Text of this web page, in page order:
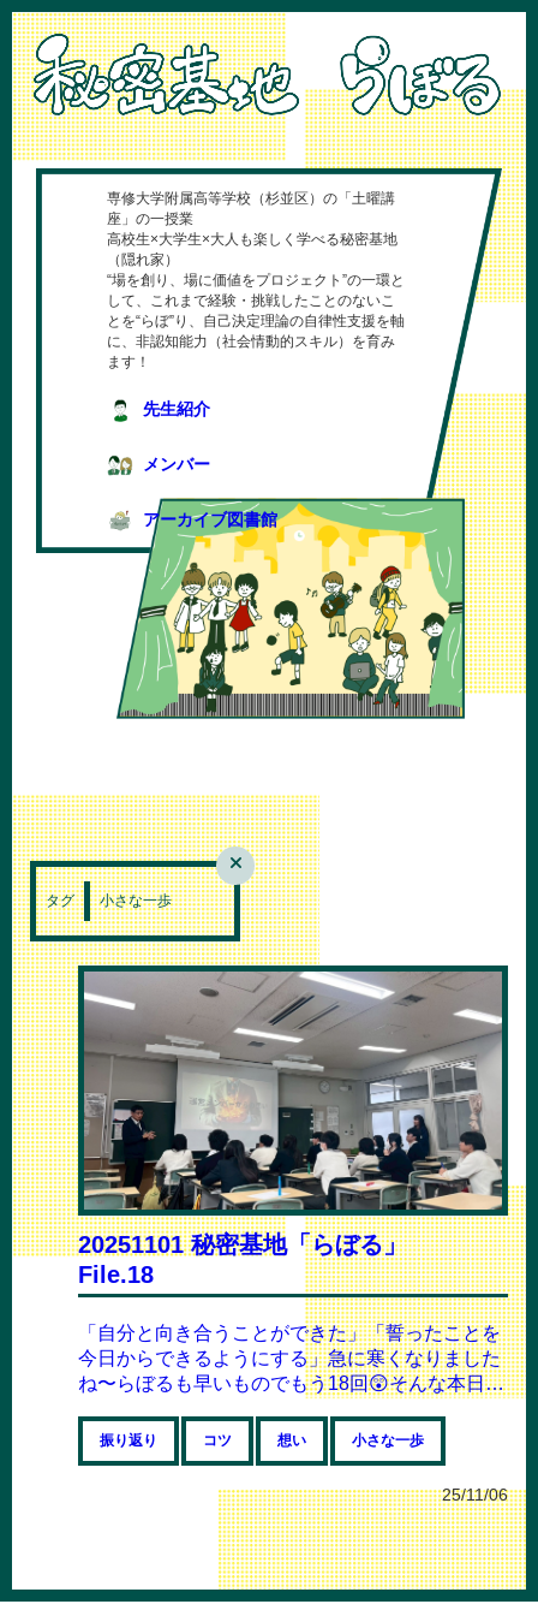
専修大学附属高等学校（杉並区）の「土曜講
座」の一授業
高校生×大学生×大人も楽しく学べる秘密基地
（隠れ家）
“場を創り、場に価値をプロジェクト”の一環と
して、これまで経験・挑戦したことのないこ
とを“らぼ”り、自己決定理論の自律性支援を軸
に、非認知能力（社会情動的スキル）を育み
ます！
先生紹介
メンバー
アーカイブ図書館
タグ 小さな一歩
20251101 秘密基地「らぼる」
File.18
「自分と向き合うことができた」「誓ったことを
今日からできるようにする」急に寒くなりました
ね〜らぼるも早いものでもう18回😲そんな本日は
振り返り コツ 想い 小さな一歩
25/11/06